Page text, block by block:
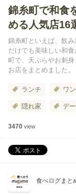
錦糸町で和食
める人気店16
錦糸町といえば、飲
だけでも美味しい和
町で、天ぷらやお刺
お店をまとめました。
ランチ ワ
隠れ家 デ
3470 view
食べログまと